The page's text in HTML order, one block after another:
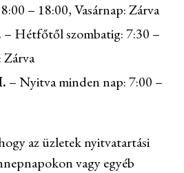
– 18:00, Vasárnap: Zárva
– Hétfőtől szombatig: 7:30 –
Zárva
– Nyitva minden nap: 7:00 –
az üzletek nyitvatartási
vagy egyéb